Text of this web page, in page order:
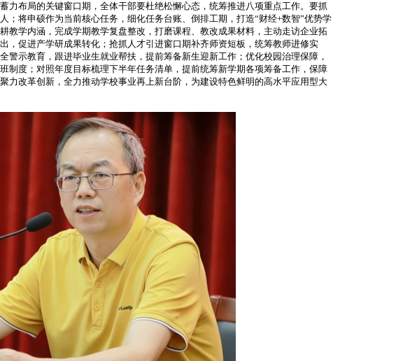
力布局的关键窗口期，全体干部要杜绝松懈心态，统筹推进八项重点工作。要抓
将申硕作为当前核心任务，细化任务台账、倒排工期，打造“财经+数智”优势学
教学内涵，完成学期教学复盘整改，打磨课程、教改成果材料，主动走访企业拓
，促进产学研成果转化；抢抓人才引进窗口期补齐师资短板，统筹教师进修实
示教育，跟进毕业生就业帮扶，提前筹备新生迎新工作；优化校园治理保障，
制度；对照年度目标梳理下半年任务清单，提前统筹新学期各项筹备工作，保障
力改革创新，全力推动学校事业再上新台阶，为建设特色鲜明的高水平应用型大